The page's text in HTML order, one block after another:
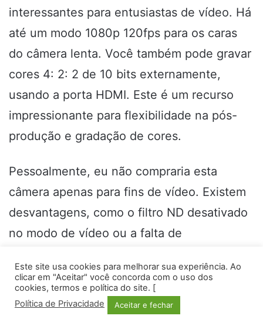
interessantes para entusiastas de vídeo. Há
até um modo 1080p 120fps para os caras
do câmera lenta. Você também pode gravar
cores 4: 2: 2 de 10 bits externamente,
usando a porta HDMI. Este é um recurso
impressionante para flexibilidade na pós-
produção e gradação de cores.
Pessoalmente, eu não compraria esta
câmera apenas para fins de vídeo. Existem
desvantagens, como o filtro ND desativado
no modo de vídeo ou a falta de
(estabilização no corpo) ou estabilização de
lente ao gravar vídeos. Portanto, sem um
gimbal ou tripé, ele certamente tem suas
Este site usa cookies para melhorar sua experiência. Ao
clicar em "Aceitar" você concorda com o uso dos
cookies, termos e política do site. [
Política de Privacidade
Aceitar e fechar